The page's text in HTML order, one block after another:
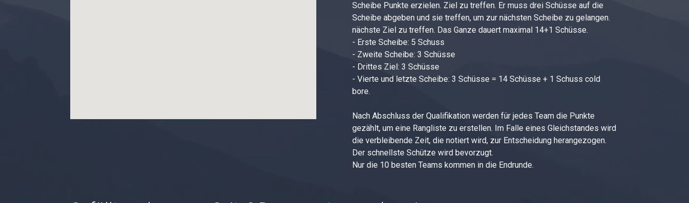
Scheibe Punkte erzielen. Ziel zu treffen. Er muss drei Schüsse auf die
Scheibe abgeben und sie treffen, um zur nächsten Scheibe zu gelangen.
nächste Ziel zu treffen. Das Ganze dauert maximal 14+1 Schüsse.
- Erste Scheibe: 5 Schuss
- Zweite Scheibe: 3 Schüsse
- Drittes Ziel: 3 Schüsse
- Vierte und letzte Scheibe: 3 Schüsse = 14 Schüsse + 1 Schuss cold
bore.
Nach Abschluss der Qualifikation werden für jedes Team die Punkte
gezählt, um eine Rangliste zu erstellen. Im Falle eines Gleichstandes wird
die verbleibende Zeit, die notiert wird, zur Entscheidung herangezogen.
Der schnellste Schütze wird bevorzugt.
Nur die 10 besten Teams kommen in die Endrunde.